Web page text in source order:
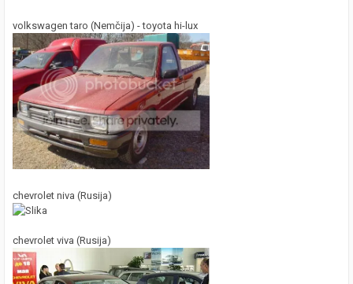
volkswagen taro (Nemčija) - toyota hi-lux
chevrolet niva (Rusija)
chevrolet viva (Rusija)